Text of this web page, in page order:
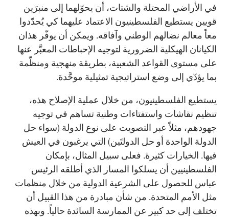
في الأراضي المحتلة والشتات، أن يحوّلهما إلى منبرَين
قويين يستطيع الفلسطينيون الاعتماد عليهما كي يُحدّدوا
معاً معالم نضالهم الوطني وآفاقه. ويمكن أن يوفّر هذان
الكيانان الهيكلية الضرورية لتوجيه الإحباطات المعبَّر عنها
على مستوى القواعد الشعبية، بطريقة منهجية ومنظّمة
بما يؤدّي إلى وضع استراتيجية تمثيلية موحَّدة.
يستطيع الفلسطينيون، من خلال عملية الإصلاح هذه،
تنظيم نقاشات واستفتاءات وطنية تساهم في توجيه
جهودهم، مثلاً عبر التصويت على نوع الدولة (سواء حل
الدولة الواحدة أو حل الدولتَين) التي يرغبون في العيش
فيها. الخيارات كثيرة. فعلى سبيل المثال، بإمكان
الفلسطينيين أن يسلكوا المسار الذي أطلقه الرئيس
عباس للحصول على الشرعية الدولية من خلال منظمات
مثل الأمم المتحدة. من شأن مبادرة من هذا القبيل أن
تختلف إلى حد كبير عن الممارسة السائدة حالياً. وبهذه